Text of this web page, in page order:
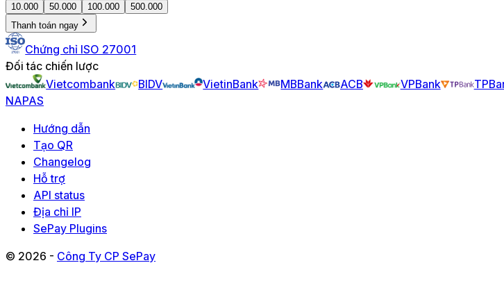
10.000 50.000 100.000
500.000
Thanh toán ngay
Chứng chỉ ISO 27001
Đối tác chiến lược
Vietcombank
BIDV VietinBank MBBank ACB VPBank
NAPAS
Hướng dẫn
Tạo QR
Changelog
Hỗ trợ
API status
Địa chỉ IP
SePay Plugins
© 2026 - Công Ty CP SePay